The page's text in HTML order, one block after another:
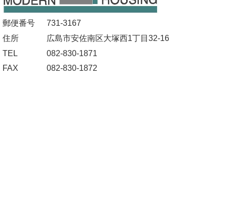
郵便番号
731-3167
住所
広島市安佐南区大塚西1丁目32-16
TEL
082-830-1871
FAX
082-830-1872